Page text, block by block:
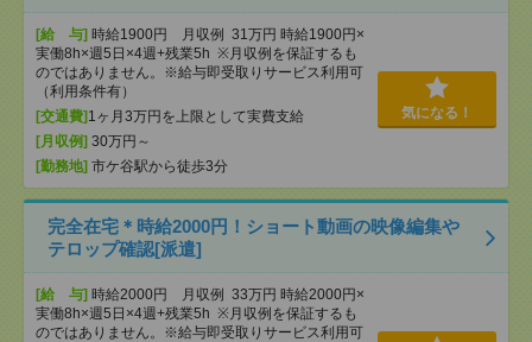
[給 与] 時給1900円 月収例 31万円 時給1900円×
実働8h×週5日×4週+残業5h ※月収例を保証するも
のではありません。※給与即受取りサービス利用可
（利用条件有）
[交通費] 1ヶ月3万円を上限として実費支給
[月収例] 30万円～
[勤務地] 市ケ谷駅から徒歩3分
気になる！
完全在宅＊時給2000円！ショート動画の映像編集や
テロップ確認[派遣]
[給 与] 時給2000円 月収例 33万円 時給2000円×
実働8h×週5日×4週+残業5h ※月収例を保証するも
のではありません。※給与即受取りサービス利用可